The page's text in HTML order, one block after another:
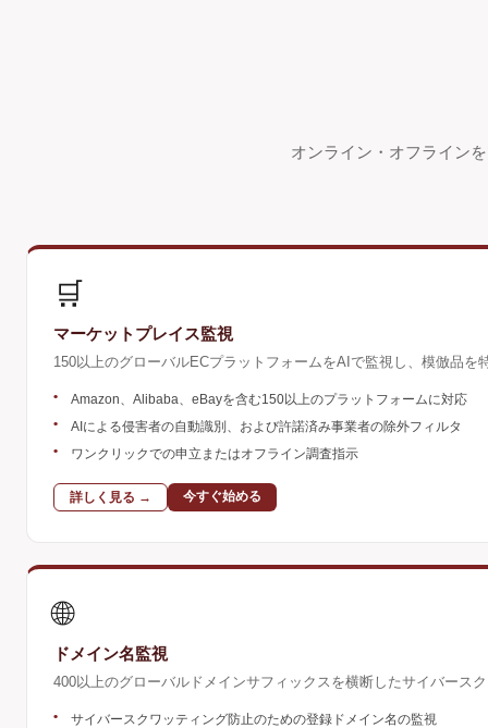
オンライン・オフライン
🛒
マーケットプレイス監視
150以上のグローバルECプラットフォームをAIで監視し、模倣品を
•
Amazon、Alibaba、eBayを含む150以上のプラットフォームに対応
•
AIによる侵害者の自動識別、および許諾済み事業者の除外フィルタ
•
ワンクリックでの申立またはオフライン調査指示
詳しく見る → 今すぐ始める
🌐
ドメイン名監視
400以上のグローバルドメインサフィックスを横断したサイバース
•
サイバースクワッティング防止のための登録ドメイン名の監視